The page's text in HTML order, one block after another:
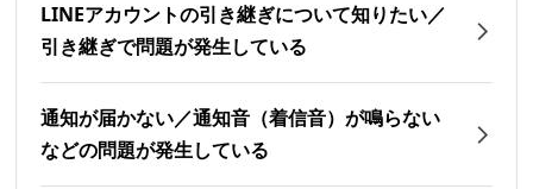
LINEアカウントの引き継ぎについて知りたい／
引き継ぎで問題が発生している
通知が届かない／通知音（着信音）が鳴らない
などの問題が発生している